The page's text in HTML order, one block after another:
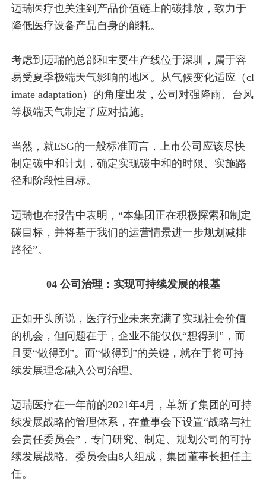
迈瑞医疗也关注到产品价值链上的碳排放，致力于
降低医疗设备产品自身的能耗。
考虑到迈瑞的总部和主要生产线位于深圳，属于容
易受夏季极端天气影响的地区。从气候变化适应（cl
imate adaptation）的角度出发，公司对强降雨、台风
等极端天气制定了应对措施。
当然，就ESG的一般标准而言，上市公司应该尽快
制定碳中和计划，确定实现碳中和的时限、实施路
径和阶段性目标。
迈瑞也在报告中表明，“本集团正在积极探索和制定
碳目标，并将基于我们的运营情景进一步规划减排
路径”。
04 公司治理：实现可持续发展的根基
正如开头所说，医疗行业未来充满了实现社会价值
的机会，但问题在于，企业不能仅仅“想得到”，而
且要“做得到”。而“做得到”的关键，就在于将可持
续发展理念融入公司治理。
迈瑞医疗在一年前的2021年4月，革新了集团的可持
续发展战略的管理体系，在董事会下设置“战略与社
会责任委员会”，专门研究、制定、规划公司的可持
续发展战略。委员会由8人组成，集团董事长担任主
任。